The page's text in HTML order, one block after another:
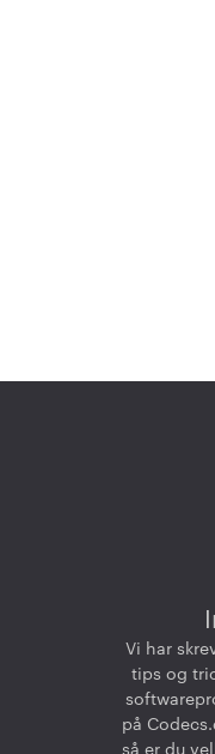
Vi har
tips og
på
så er du